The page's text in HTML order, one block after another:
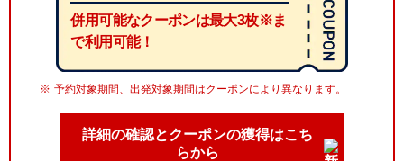
併用可能なクーポンは最大3枚※ま
で利用可能！
予約対象期間、出発対象期間はクーポンにより異なります。
詳細の確認とクーポンの獲得はこち
らから